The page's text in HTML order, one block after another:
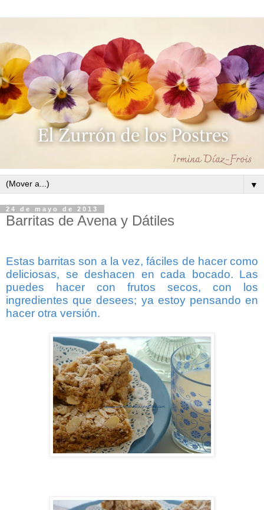
▼
24 de mayo de 2013
Barritas de Avena y Dátiles
Estas barritas son a la vez, fáciles de hacer como
deliciosas, se deshacen en cada bocado. Las
puedes hacer con frutos secos, con los
ingredientes que desees; ya estoy pensando en
hacer otra versión.